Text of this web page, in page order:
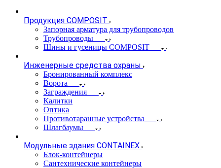
Продукция COMPOSIT
Запорная арматура для трубопроводов
Трубопроводы
Шины и гусеницы COMPOSIT
Инженерные средства охраны
Бронированный комплекс
Ворота
Заграждения
Калитки
Оптика
Противотаранные устройства
Шлагбаумы
Модульные здания CONTAINEX
Блок-контейнеры
Сантехнические контейнеры